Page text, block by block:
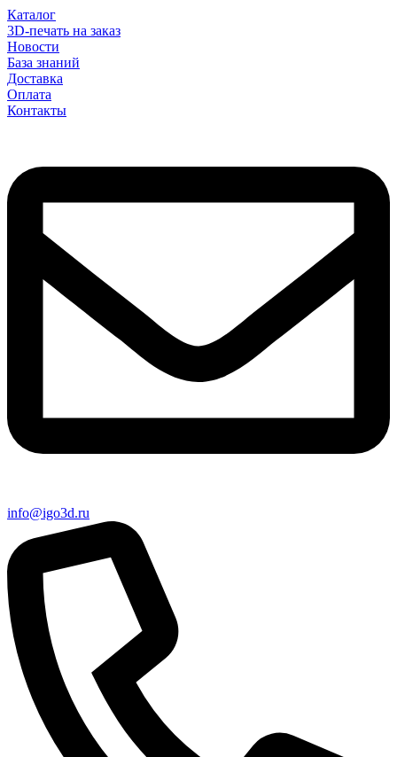
Каталог
3D-печать на заказ
Новости
База знаний
Доставка
Оплата
Контакты
info@igo3d.ru